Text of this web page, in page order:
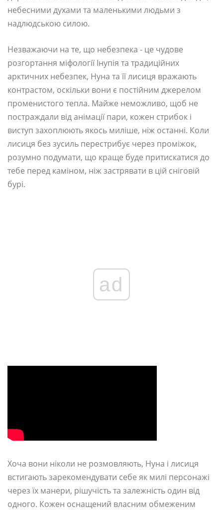
небесними духами та маленькими людьми з
надлюдською силою.
Незважаючи на те, що небезпека - це чудове
розгортання міфології Інупія та традиційних
арктичних небезпек, Нуна та її лисиця вражають
контрастом, оскільки вони є постійним джерелом
променистого тепла. Майже неможливо, щоб не
постраждали від анімації пари, кожен стрибок і
виступ захоплюють якось миліше, ніж останні. Коли
лисиця без зусиль перестрибує через проміжок,
розумно подумати, що краще буде притискатися до
тебе перед каміном, ніж застрявати в цій сніговій
бурі.
ad
Хоча вони ніколи не розмовляють, Нуна і лисиця
встигають зарекомендувати себе як милі персонажі
через їх манери, рішучість та залежність один від
одного. Кожен оснащений власним обмеженим